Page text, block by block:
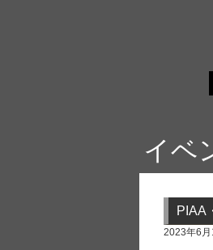
イベ
PIAA
2023年6月